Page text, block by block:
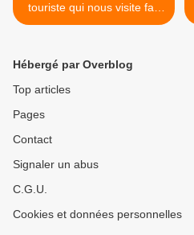
touriste qui nous visite fait
que les clauses du blocus
Hébergé par Overblog
Top articles
Pages
Contact
Signaler un abus
C.G.U.
Cookies et données personnelles